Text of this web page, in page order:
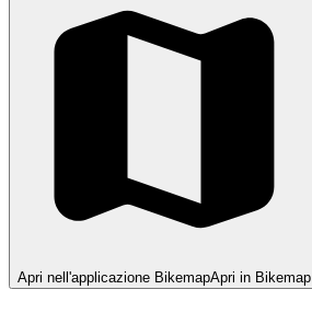
Apri nell'applicazione BikemapApri in Bikemap